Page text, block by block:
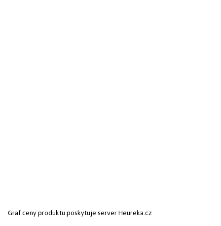
Graf ceny produktu poskytuje server Heureka.cz